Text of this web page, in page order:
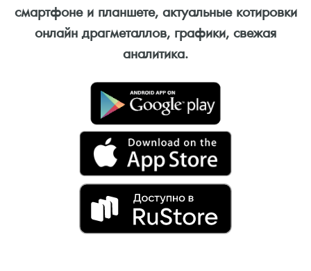
смартфоне и планшете, актуальные котировки
онлайн драгметаллов, графики, свежая
аналитика.